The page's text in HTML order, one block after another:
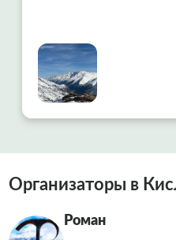
Организаторы в
Роман